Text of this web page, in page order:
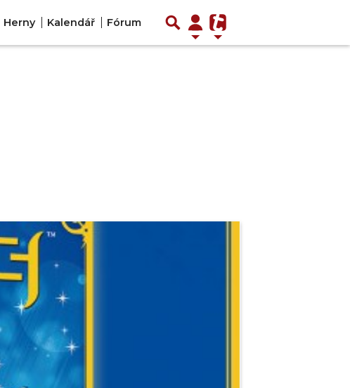
Herny Kalendář Fórum